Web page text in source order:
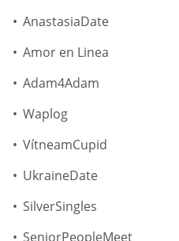
AnastasiaDate
Amor en Linea
Adam4Adam
Waplog
VítneamCupid
UkraineDate
SilverSingles
SeniorPeopleMeet